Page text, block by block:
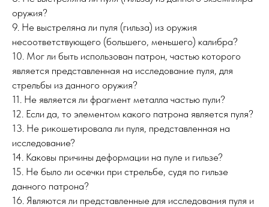
оружия?
9. Не выстреляна ли пуля (гильза) из оружия
несоответствующего (большего, меньшего) калибра?
10. Мог ли быть использован патрон, частью которого
является представленная на исследование пуля, для
стрельбы из данного оружия?
11. Не является ли фрагмент металла частью пули?
12. Если да, то элементом какого патрона является пуля?
13. Не рикошетировала ли пуля, представленная на
исследование?
14. Каковы причины деформации на пуле и гильзе?
15. Не было ли осечки при стрельбе, судя по гильзе
данного патрона?
16. Являются ли представленные для исследования пуля и